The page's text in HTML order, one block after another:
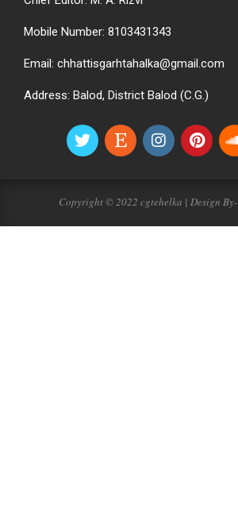
Mobile Number: 8103431343
Email: chhattisgarhtahalka@gmail.com
Address: Balod, District Balod (C.G.)
Copyright © 2022 cgtehelka | Design By-